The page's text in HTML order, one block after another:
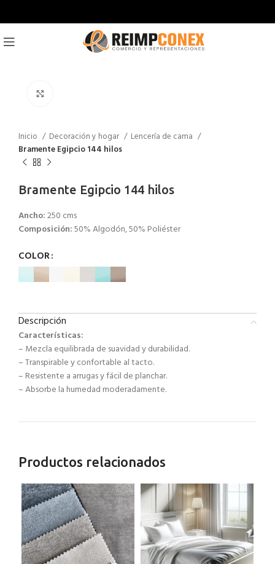
Inicio Decoración y hogar
Lencería de cama
Bramente Egipcio 144 hilos
Bramente Egipcio 144 hilos
Ancho:250 cms
Composición:50% Algodón, 50% Poliéster
COLOR
Descripción
Características:
– Mezcla equilibrada de suavidad y durabilidad.
– Transpirable y confortable al tacto.
– Resistente a arrugas y fácil de planchar.
– Absorbe la humedad moderadamente.
Productos relacionados